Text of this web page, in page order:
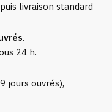
livraison standard
.
24 h.
jours ouvrés),